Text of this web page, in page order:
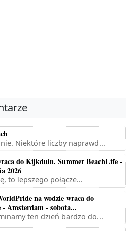
Niektóre liczby naprawd...
do Kijkduin. Summer BeachLife -
2026
to lepszego połącze...
na wodzie wraca do
Amsterdam - sobota...
ten dzień bardzo do...